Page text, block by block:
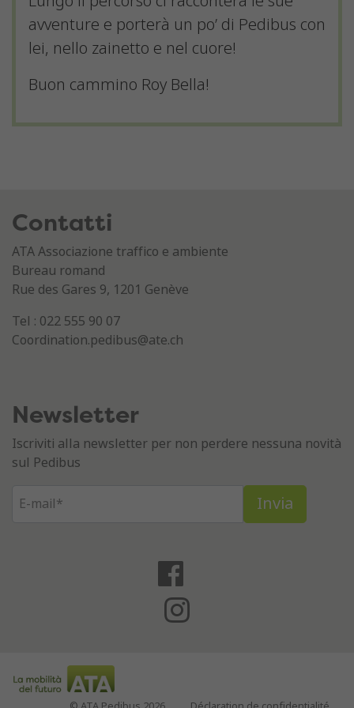
avventure e porterà un po’ di Pedibus con
lei, nello zainetto e nel cuore!
Buon cammino Roy Bella!
Contatti
ATA Associazione traffico e ambiente
Bureau romand
Rue des Gares 9, 1201 Genève
Tel : 022 555 90 07
Coordination.pedibus@ate.ch
Newsletter
Iscriviti alla newsletter per non perdere nessuna novità
sul Pedibus